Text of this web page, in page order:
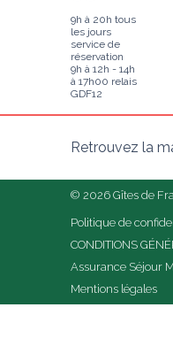
9h à 20h tous
les jours
service de
réservation
9h à 12h - 14h
à 17h00 relais
GDF12
Retrouvez la
© 2026 Gîtes de
Politique de
CONDITIONS
Assurance Séjour
Mentions légales